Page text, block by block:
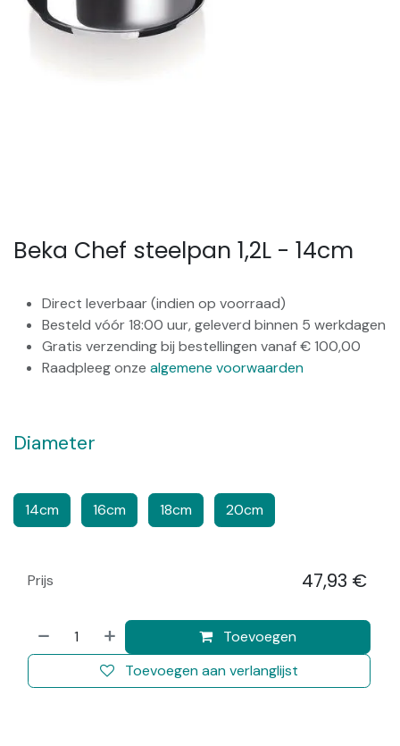
Beka Chef steelpan 1,2L - 14cm
Direct leverbaar (indien op voorraad)
Besteld vóór 18:00 uur, geleverd binnen 5 werkdagen
Gratis verzending bij bestellingen vanaf € 100,00
Raadpleeg onze algemene voorwaarden
Diameter
14cm 16cm 18cm 20cm
Toevoegen
Toevoegen aan verlanglijst
Prijs 47,93 €